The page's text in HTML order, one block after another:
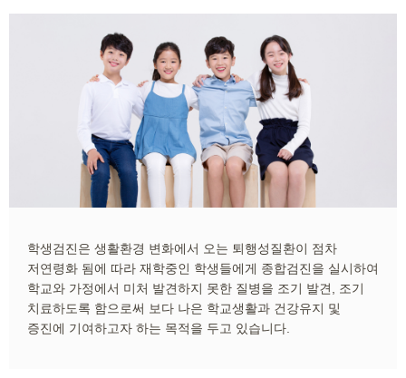
학생검진은 생활환경 변화에서 오는 퇴행성질환이 점차
저연령화 됨에 따라 재학중인 학생들에게 종합검진을 실시하여
학교와 가정에서 미처 발견하지 못한 질병을 조기 발견, 조기
치료하도록 함으로써 보다 나은 학교생활과 건강유지 및
증진에 기여하고자 하는 목적을 두고 있습니다.